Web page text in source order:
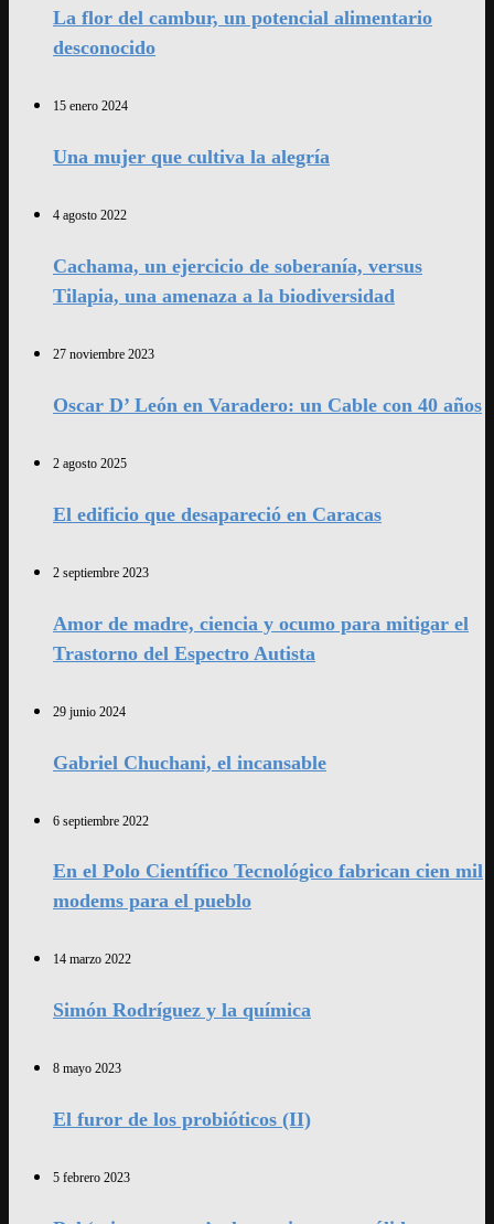
La flor del cambur, un potencial alimentario
desconocido
15 enero 2024
Una mujer que cultiva la alegría
4 agosto 2022
Cachama, un ejercicio de soberanía, versus
Tilapia, una amenaza a la biodiversidad
27 noviembre 2023
Oscar D’ León en Varadero: un Cable con 40 años
2 agosto 2025
El edificio que desapareció en Caracas
2 septiembre 2023
Amor de madre, ciencia y ocumo para mitigar el
Trastorno del Espectro Autista
29 junio 2024
Gabriel Chuchani, el incansable
6 septiembre 2022
En el Polo Científico Tecnológico fabrican cien mil
modems para el pueblo
14 marzo 2022
Simón Rodríguez y la química
8 mayo 2023
El furor de los probióticos (II)
5 febrero 2023